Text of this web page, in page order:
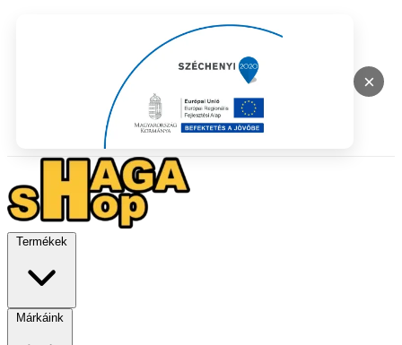
×
Termékek
Márkáink